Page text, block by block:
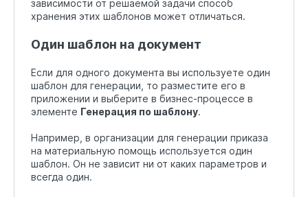
зависимости от решаемой задачи способ
хранения этих шаблонов может отличаться.
Один шаблон на документ
Если для одного документа вы используете один
шаблон для генерации, то разместите его в
приложении и выберите в бизнес-процессе в
элементе Генерация по шаблону.
Например, в организации для генерации приказа
на материальную помощь используется один
шаблон. Он не зависит ни от каких параметров и
всегда один.